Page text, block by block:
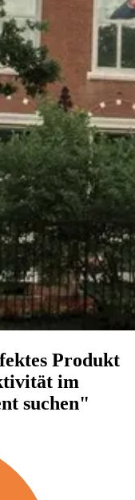
Produkt
im
suchen"